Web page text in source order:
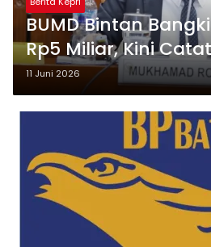
BUMD Bintan
Rp5 Miliar, Kini
Siap Setor Dividen
11 Juni 2026